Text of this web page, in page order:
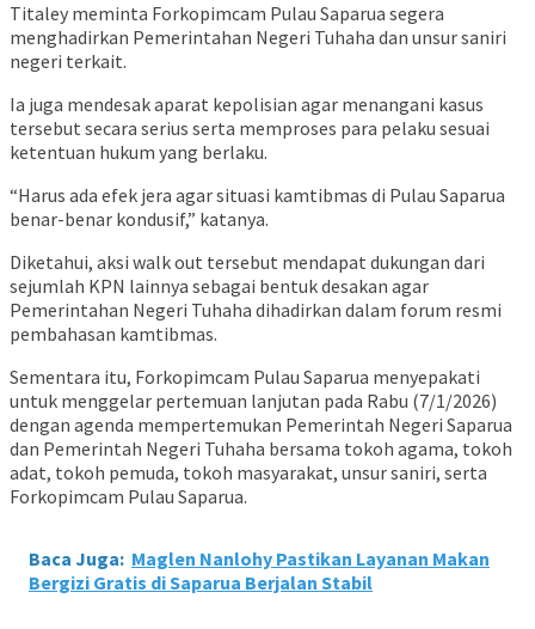
Titaley meminta Forkopimcam Pulau Saparua segera
menghadirkan Pemerintahan Negeri Tuhaha dan unsur saniri
negeri terkait.
Ia juga mendesak aparat kepolisian agar menangani kasus
tersebut secara serius serta memproses para pelaku sesuai
ketentuan hukum yang berlaku.
“Harus ada efek jera agar situasi kamtibmas di Pulau Saparua
benar-benar kondusif,” katanya.
Diketahui, aksi walk out tersebut mendapat dukungan dari
sejumlah KPN lainnya sebagai bentuk desakan agar
Pemerintahan Negeri Tuhaha dihadirkan dalam forum resmi
pembahasan kamtibmas.
Sementara itu, Forkopimcam Pulau Saparua menyepakati
untuk menggelar pertemuan lanjutan pada Rabu (7/1/2026)
dengan agenda mempertemukan Pemerintah Negeri Saparua
dan Pemerintah Negeri Tuhaha bersama tokoh agama, tokoh
adat, tokoh pemuda, tokoh masyarakat, unsur saniri, serta
Forkopimcam Pulau Saparua.
Baca Juga: Maglen Nanlohy Pastikan Layanan Makan
Bergizi Gratis di Saparua Berjalan Stabil